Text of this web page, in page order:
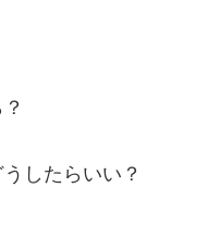
したらいい？